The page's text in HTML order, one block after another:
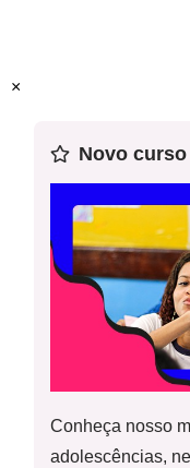
Prática de linguagem:
(EF67LP28)
Esta é a2ªaula de
Recomendamos o
×
Novo
Conheça nosso
adolescências,